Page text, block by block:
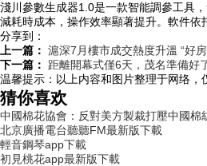
淺川參數生成器1.0是一款智能調參工具
減耗時成本，操作效率顯著提升。軟件依
分享到：
上一篇： 滬深7月樓市成交熱度升溫 “好
下一篇：
距離開幕式僅6天，茂名準備好
温馨提示： 以上内容和图片整理于网络，
猜你喜欢
中國棉花協會：反對美方製裁打壓中國棉
北京廣播電台聽聽FM最新版下載
輕音鋼琴app下載
初見桃花app最新版下載